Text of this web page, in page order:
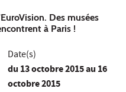
Des musées
à Paris !
Date(s)
du 13 octobre 2015au 16
octobre 2015